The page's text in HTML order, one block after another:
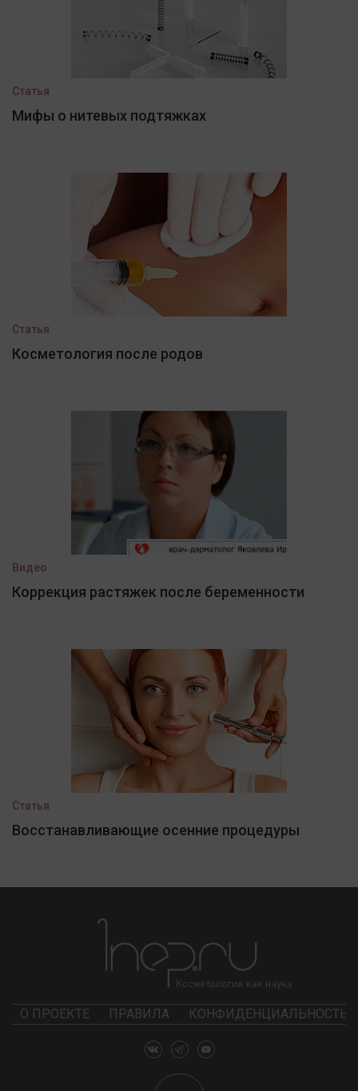
Статья
Мифы о нитевых подтяжках
Статья
Косметология после родов
Видео
Коррекция растяжек после беременности
Статья
Восстанавливающие осенние процедуры
О ПРОЕКТЕ ПРАВИЛА КОНФИДЕНЦИАЛЬНОСТЬ